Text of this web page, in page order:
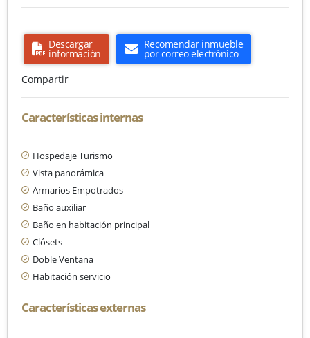
Descargar
información
Recomendar inmueble
por correo electrónico
Compartir
Características internas
Hospedaje Turismo
Vista panorámica
Armarios Empotrados
Baño auxiliar
Baño en habitación principal
Clósets
Doble Ventana
Habitación servicio
Características externas